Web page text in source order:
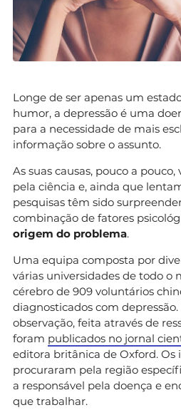
Longe de ser apenas um
humor, a depressão é uma
para a necessidade de mais
informação sobre o assunto.
As suas causas, pouco a
pela ciência e, ainda que
pesquisas têm sido
combinação de fatores
origem do problema.
Uma equipa composta por
várias universidades de todo o
cérebro de 909 voluntários
diagnosticados com
observação, feita através de
foram publicados no jornal
editora britânica de Oxford. Os
procuraram pela região
a responsável pela doença e
que trabalhar.